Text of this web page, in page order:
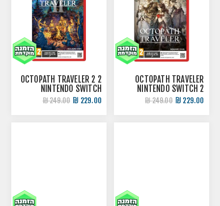
OCTOPATH TRAVELER
NINTENDO SWITCH 2
229.00 ₪
249.00 ₪
2 OCTOPATH TRAVELER 2
NINTENDO SWITCH
229.00 ₪
249.00 ₪